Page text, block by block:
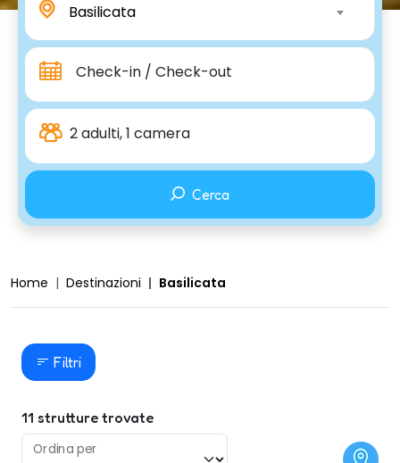
Basilicata
Check-in / Check-out
2 adulti, 1 camera
Cerca
Home Destinazioni Basilicata
Filtri
11 strutture trovate
Ordina per